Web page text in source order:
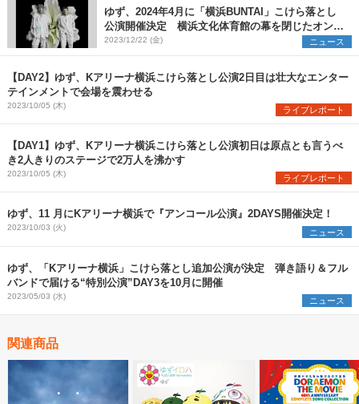
ゆず、2024年4月に「横浜BUNTAI」こけら落とし
公演開催決定 横浜文化体育館の幕を閉じたオンラ
インツアーのコンセプトを再構築
2023/12/22 (金) ニュース
【DAY2】ゆず、Kアリーナ横浜こけら落とし公演2日目は壮大なエンター
テインメントで会場を震わせる
2023/10/05 (木) ライブレポート
【DAY1】ゆず、Kアリーナ横浜こけら落とし公演初日は原点とも言うべ
き2人きりのステージで2万人を沸かす
2023/10/05 (木) ライブレポート
ゆず、11 月にKアリーナ横浜で『アンコール公演』2DAYS開催決定！
2023/10/03 (火) ニュース
ゆず、「Kアリーナ横浜」こけら落とし追加公演が決定 弾き語り＆フル
バンドで届ける“特別公演”DAY3を10月に開催
2023/05/03 (水) ニュース
関連商品